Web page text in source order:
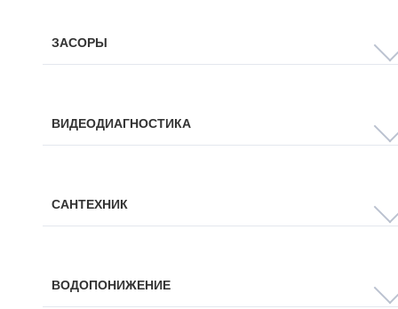
ЗАСОРЫ
ВИДЕОДИАГНОСТИКА
САНТЕХНИК
ВОДОПОНИЖЕНИЕ